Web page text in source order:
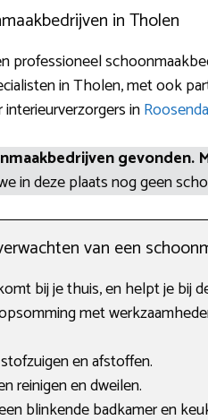
in Tholen
professioneel
in Tholen, met ook
in
gevonden.
in deze plaats nog geen
van een
bij je thuis, en helpt je bij
met
en afstoffen.
reinigen en dweilen.
blinkende badkamer en